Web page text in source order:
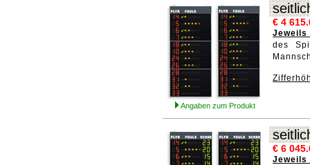
Angaben zum Produkt
€ 4
des
€ 6